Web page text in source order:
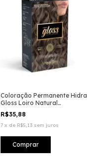
Coloração Permanente Hidra
Gloss Loiro Natural
Acinzentado 7.1
R$35,88
7 x de R$5,13 sem juros